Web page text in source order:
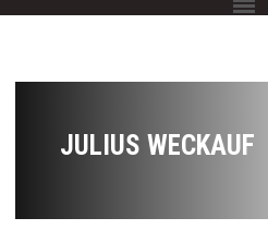
JULIUS WECKAUF